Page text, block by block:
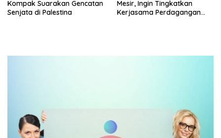
Kompak Suarakan Gencatan
Senjata di Palestina
Mesir, Ingin Tingkatkan
Kerjasama Perdagangan